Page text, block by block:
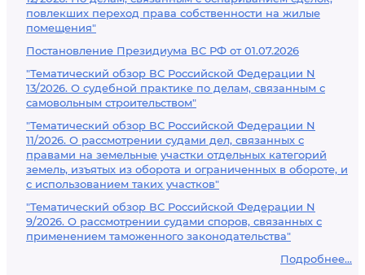
повлекших переход права собственности на жилые
помещения"
Постановление Президиума ВС РФ от 01.07.2026
"Тематический обзор ВС Российской Федерации N
13/2026. О судебной практике по делам, связанным с
самовольным строительством"
"Тематический обзор ВС Российской Федерации N
11/2026. О рассмотрении судами дел, связанных с
правами на земельные участки отдельных категорий
земель, изъятых из оборота и ограниченных в обороте, и
с использованием таких участков"
"Тематический обзор ВС Российской Федерации N
9/2026. О рассмотрении судами споров, связанных с
применением таможенного законодательства"
Подробнее...